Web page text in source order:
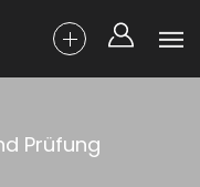
Prüfung